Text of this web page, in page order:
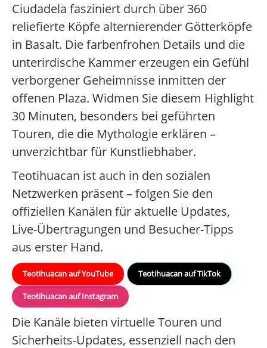
Ciudadela fasziniert durch über 360
reliefierte Köpfe alternierender Götterköpfe
in Basalt. Die farbenfrohen Details und die
unterirdische Kammer erzeugen ein Gefühl
verborgener Geheimnisse inmitten der
offenen Plaza. Widmen Sie diesem Highlight
30 Minuten, besonders bei geführten
Touren, die die Mythologie erklären –
unverzichtbar für Kunstliebhaber.
Teotihuacan ist auch in den sozialen
Netzwerken präsent – folgen Sie den
offiziellen Kanälen für aktuelle Updates,
Live-Übertragungen und Besucher-Tipps
aus erster Hand.
Teotihuacan auf YouTube Teotihuacan auf TikTok
Teotihuacan auf Instagram
Die Kanäle bieten virtuelle Touren und
Sicherheits-Updates, essenziell nach den